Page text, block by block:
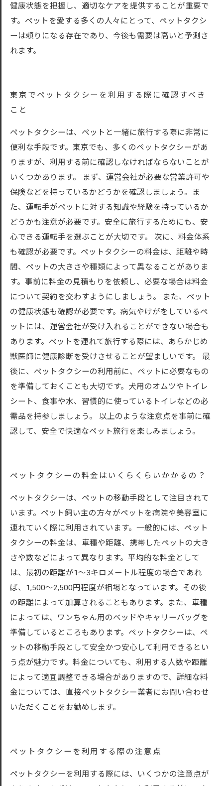
健康状態を把握し、適切なケアを提供することが重要で
す。ペットを愛する多くの人々にとって、ペットタクシ
ーは頼りになる存在であり、今後も需要は高いと予測さ
れます。
東京でペットタクシーを利用する際に確認すべき
こと
ペットタクシーは、ペットと一緒に旅行する際に非常に
便利な手段です。東京でも、多くのペットタクシーがあ
りますが、利用する前に確認しなければならないことが
いくつかあります。 まず、運営会社が必要な営業許可や
保険などを持っているかどうかを確認しましょう。ま
た、運転手がペットに対する知識や経験を持っているか
どうかも注意が必要です。安全に旅行するためにも、安
心できる運転手を選ぶことが大切です。 次に、料金体系
も確認が必要です。ペットタクシーの料金は、距離や時
間、ペットの大きさや種類によって異なることがありま
す。事前に料金の見積もりを依頼し、必要な場合は料金
について契約を交わすようにしましょう。 また、ペット
の健康状態も確認が必要です。病気やけがをしているペ
ットには、運営会社が受け入れることができない場合も
あります。ペットを連れて旅行する際には、あらかじめ
獣医師に健康診断を受けさせることが望ましいです。 最
後に、ペットタクシーの利用前に、ペットに必要なもの
を準備しておくことも大切です。犬用のオムツやトイレ
シート、食事や水、習慣的に使っているトイレなどの必
需品を持参しましょう。 以上のような注意点を事前に確
認して、安全で快適なペット旅行を楽しみましょう。
ペットタクシーの料金はいくらくらいかかるの？
ペットタクシーは、ペットの移動手段として注目されて
います。ペット飼い主の方々がペットを病院や美容室に
連れていく際に利用されています。一般的には、ペット
タクシーの料金は、車種や距離、携帯したペットの大き
さや数などによって異なります。平均的な料金として
は、最初の距離が1～3キロメートル程度の場合であれ
ば、1,500～2,500円程度が相場となっています。その後
の距離によって加算されることもあります。また、車種
によっては、ワンちゃん用のベッドやキャリーバッグを
準備しているところもあります。ペットタクシーは、ペ
ットの移動手段として安全かつ安心して利用できるとい
う点が魅力です。料金についても、利用する人数や距離
によって適宜調整できる場合がありますので、詳細な料
金については、直接ペットタクシー業者にお問い合わせ
いただくことをお勧めします。
ペットタクシーを利用する際の注意点
ペットタクシーを利用する際には、いくつかの注意点が